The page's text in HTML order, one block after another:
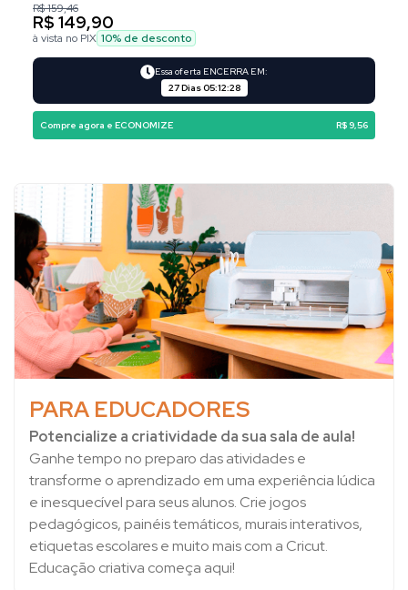
R$ 159,46
R$ 149,90
à vista no PIX 10% de desconto
Essa oferta ENCERRA EM:
27 Dias05:12:27
Compre agora e ECONOMIZE R$ 9,56
PARA EDUCADORES
Potencialize a criatividade da sua sala de aula!
Ganhe tempo no preparo das atividades e
transforme o aprendizado em uma experiência lúdica
e inesquecível para seus alunos. Crie jogos
pedagógicos, painéis temáticos, murais interativos,
etiquetas escolares e muito mais com a Cricut.
Educação criativa começa aqui!